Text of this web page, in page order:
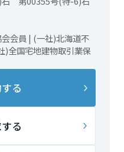
会員 | (一社)北海道不
)全国宅地建物取引業保
る
る